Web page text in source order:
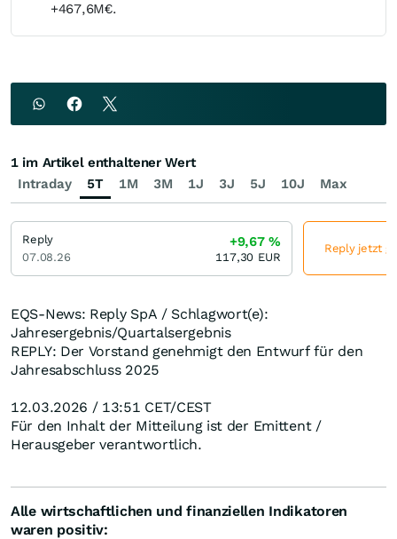
+467,6M€.
EQS-News: Reply SpA / Schlagwort(e):
Jahresergebnis/Quartalsergebnis
REPLY: Der Vorstand genehmigt den Entwurf für den
Jahresabschluss 2025
12.03.2026 / 13:51 CET/CEST
Für den Inhalt der Mitteilung ist der Emittent /
Herausgeber verantwortlich.
Alle wirtschaftlichen und finanziellen Indikatoren
waren positiv:
Intraday 5T 1M 3M 1J 3J 5J 10J Max
1 im Artikel enthaltener Wert
Reply
07.08.26
+9,67%
117,30 EUR
Reply jetzt